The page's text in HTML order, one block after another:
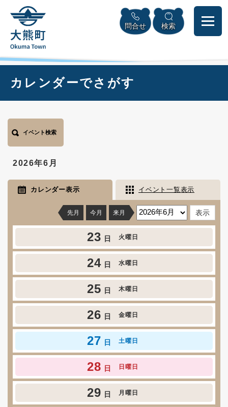
頭
メニューを飛ばして本文へ
問合せ 検索
カレンダーでさがす
イベント検索
2026年6月
カレンダー表示 イベント一覧表示
先月 今月 来月
23 日 火曜日
24 日 水曜日
25 日 木曜日
26 日 金曜日
27 日 土曜日
28 日 日曜日
29 日 月曜日